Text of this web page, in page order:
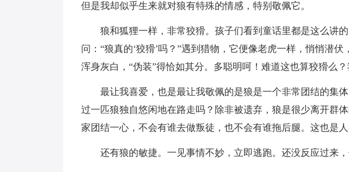
但是我却似乎生来就对狼有特殊的情感，特别敬佩它。
狼和狐狸一样，非常狡猾。孩子们看到童话里都是这么讲
问：“狼真的‘狡猾’吗？”遇到猎物，它便像老虎一样，悄悄潜
浑身灰白，“伪装”得恰如其分。多聪明呵！难道这也算狡猾么？
最让我喜爱，也是最让我敬佩的是狼是一个非常团结的集
过一匹狼独自悠闲地在路走吗？除非被遗弃，狼是很少离开群
家团结一心，不会有谁去做叛徒，也不会有谁拖后腿。这也是人
还有狼的敏捷。一见事情不妙，立即逃跑。还没反应过来，